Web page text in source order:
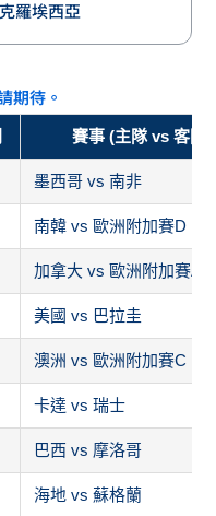
克羅埃西亞
期待。
賽事 (主隊 vs 客隊)
墨西哥 vs 南非
南韓 vs 歐洲附加賽D
加拿大 vs 歐洲附加賽A
美國 vs 巴拉圭
澳洲 vs 歐洲附加賽C
卡達 vs 瑞士
巴西 vs 摩洛哥
海地 vs 蘇格蘭